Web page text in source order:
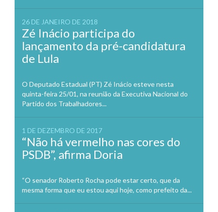
26 DE JANEIRO DE 2018
Zé Inácio participa do
lançamento da pré-candidatura
de Lula
O Deputado Estadual (PT) Zé Inácio esteve nesta
quinta-feira 25/01, na reunião da Executiva Nacional do
Partido dos Trabalhadores...
1 DE DEZEMBRO DE 2017
“Não há vermelho nas cores do
PSDB”, afirma Doria
“O senador Roberto Rocha pode estar certo, que da
mesma forma que eu estou aqui hoje, como prefeito da...